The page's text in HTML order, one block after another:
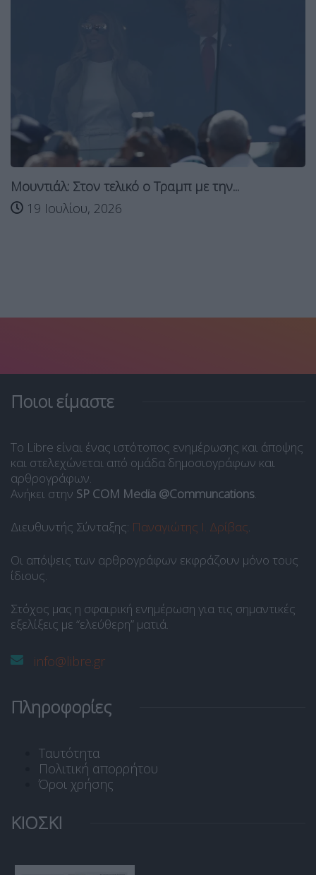
Μουντιάλ: Στον τελικό ο Τραμπ με την...
19 Ιουλίου, 2026
Ποιοι είμαστε
Το Libre είναι ένας ιστότοπος ενημέρωσης και άποψης
και στελεχώνεται από ομάδα δημοσιογράφων και
αρθρογράφων.
Ανήκει στην SP COM Media @Communcations.
Διευθυντής Σύνταξης: Παναγιώτης Ι. Δρίβας.
Οι απόψεις των αρθρογράφων εκφράζουν μόνο τους
ίδιους.
Στόχος μας η σφαιρική ενημέρωση για τις σημαντικές
εξελίξεις με “ελεύθερη” ματιά.
info@libre.gr
Πληροφορίες
Ταυτότητα
Πολιτική απορρήτου
Όροι χρήσης
ΚΙΟΣΚΙ